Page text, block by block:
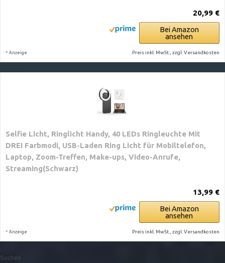
20,99 €
Bei Amazon
ansehen
* Anzeige Preis inkl. MwSt., zzgl. Versandkosten
Selfie Licht, Ringlicht Handy, 40 LEDs Ringleuchte Mit
DREI Farbmodi, USB-Laden Ring Licht für Mobiltelefon,
Laptop, Zoom-Treffen, Make-ups, Video-Anrufe,
Streaming(Schwarz)
13,99 €
Bei Amazon
ansehen
* Anzeige Preis inkl. MwSt., zzgl. Versandkosten
Suchen